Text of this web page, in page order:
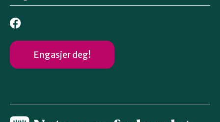
Engasjer deg!